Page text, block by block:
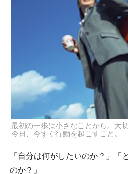
最初の一歩は小さなことから。大
今日、今すぐ行動を起こすこと。
「自分は何がしたいのか？」「
のか？」